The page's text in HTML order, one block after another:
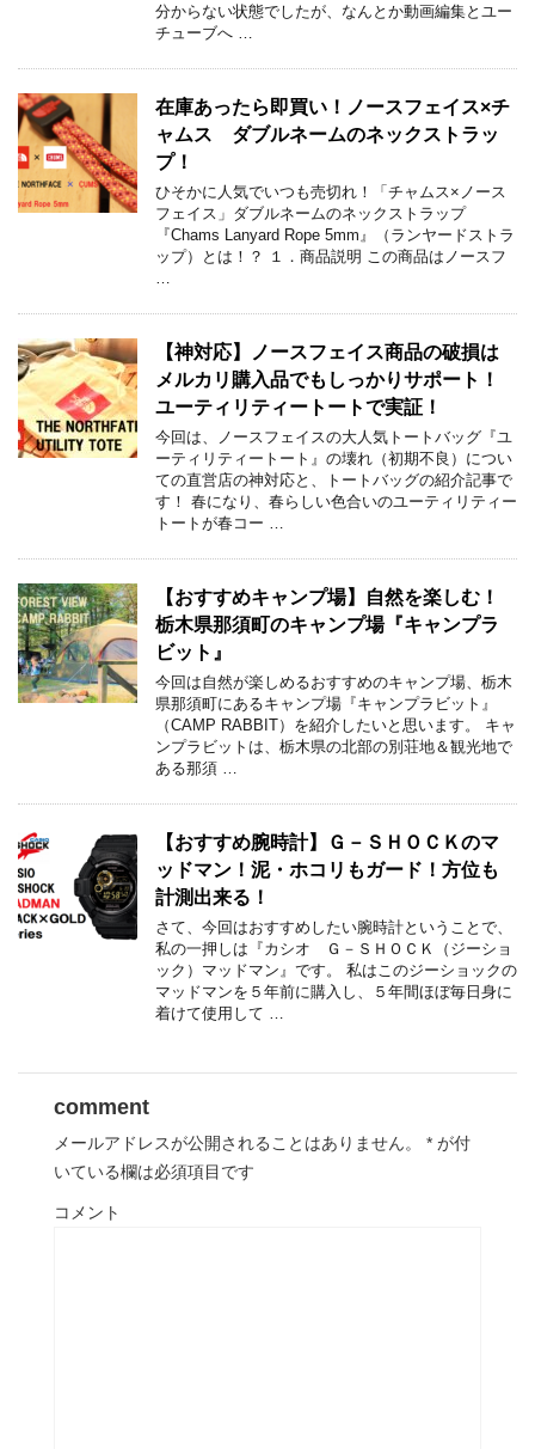
分からない状態でしたが、なんとか動画編集とユー
チューブへ …
在庫あったら即買い！ノースフェイス×チ
ャムス ダブルネームのネックストラッ
プ！
ひそかに人気でいつも売切れ！「チャムス×ノース
フェイス」ダブルネームのネックストラップ
『Chams Lanyard Rope 5mm』（ランヤードストラ
ップ）とは！？ １．商品説明 この商品はノースフ
…
【神対応】ノースフェイス商品の破損は
メルカリ購入品でもしっかりサポート！
ユーティリティートートで実証！
今回は、ノースフェイスの大人気トートバッグ『ユ
ーティリティートート』の壊れ（初期不良）につい
ての直営店の神対応と、トートバッグの紹介記事で
す！ 春になり、春らしい色合いのユーティリティー
トートが春コー …
【おすすめキャンプ場】自然を楽しむ！
栃木県那須町のキャンプ場『キャンプラ
ビット』
今回は自然が楽しめるおすすめのキャンプ場、栃木
県那須町にあるキャンプ場『キャンプラビット』
（CAMP RABBIT）を紹介したいと思います。 キャ
ンプラビットは、栃木県の北部の別荘地＆観光地で
ある那須 …
【おすすめ腕時計】Ｇ－ＳＨＯＣＫのマ
ッドマン！泥・ホコリもガード！方位も
計測出来る！
さて、今回はおすすめしたい腕時計ということで、
私の一押しは『カシオ Ｇ－ＳＨＯＣＫ（ジーショ
ック）マッドマン』です。 私はこのジーショックの
マッドマンを５年前に購入し、５年間ほぼ毎日身に
着けて使用して …
comment
メールアドレスが公開されることはありません。 * が付
いている欄は必須項目です
コメント